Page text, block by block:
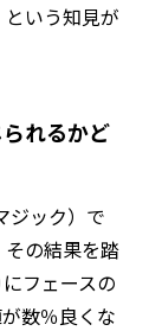
いう知見が
れるかど
ジック）で
の結果を踏
フェースの
数％良くな